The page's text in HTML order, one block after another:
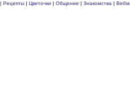
Рецепты| Цветочки | Общение | Знакомства |